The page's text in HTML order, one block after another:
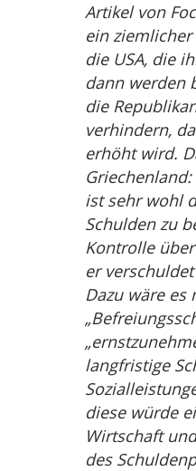
Artikel von
ein
die USA, die
dann werden
die
verhindern,
erhöht wird.
ist sehr wohl
Schulden zu
Kontrolle
er
Dazu wäre es
langfristige
diese würde
Wirtschaft
des